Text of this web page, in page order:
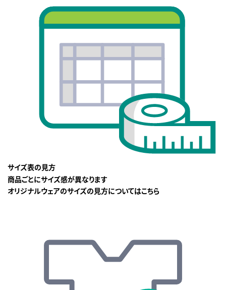
サイズ表の見方
商品ごとにサイズ感が異なります
オリジナルウェアのサイズの見方についてはこちら